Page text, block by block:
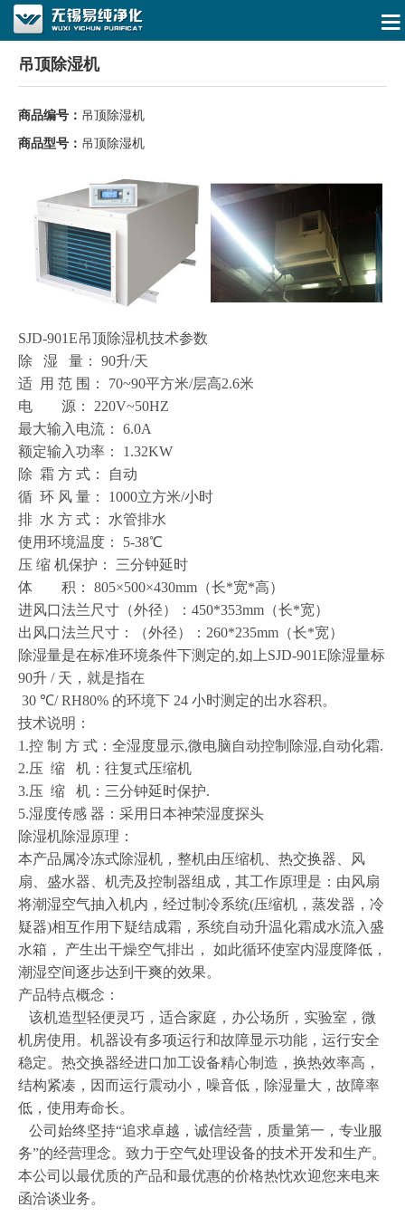
吊顶除湿机
商品编号： 吊顶除湿机
商品型号： 吊顶除湿机
SJD-901E吊顶除湿机技术参数
除 湿 量： 90升/天
适 用 范 围： 70~90平方米/层高2.6米
电 源： 220V~50HZ
最大输入电流： 6.0A
额定输入功率： 1.32KW
除 霜 方 式： 自动
循 环 风 量： 1000立方米/小时
排 水 方 式： 水管排水
使用环境温度： 5-38℃
压 缩 机保护： 三分钟延时
体 积： 805×500×430mm（长*宽*高）
进风口法兰尺寸（外径）：450*353mm（长*宽）
出风口法兰尺寸：（外径）：260*235mm（长*宽）
除湿量是在标准环境条件下测定的,如上SJD-901E除湿量标
90升 / 天，就是指在
30 ℃/ RH80% 的环境下 24 小时测定的出水容积。
技术说明：
1.控 制 方 式：全湿度显示,微电脑自动控制除湿,自动化霜.
2.压 缩 机：往复式压缩机
3.压 缩 机：三分钟延时保护.
5.湿度传感 器：采用日本神荣湿度探头
除湿机除湿原理：
本产品属冷冻式除湿机，整机由压缩机、热交换器、风
扇、盛水器、机壳及控制器组成，其工作原理是：由风扇
将潮湿空气抽入机内，经过制冷系统(压缩机，蒸发器，冷
疑器)相互作用下疑结成霜，系统自动升温化霜成水流入盛
水箱， 产生出干燥空气排出， 如此循环使室内湿度降低，
潮湿空间逐步达到干爽的效果。
产品特点概念：
该机造型轻便灵巧，适合家庭，办公场所，实验室，微
机房使用。机器设有多项运行和故障显示功能，运行安全
稳定。热交换器经进口加工设备精心制造，换热效率高，
结构紧凑，因而运行震动小，噪音低，除湿量大，故障率
低，使用寿命长。
公司始终坚持“追求卓越，诚信经营，质量第一，专业服
务”的经营理念。致力于空气处理设备的技术开发和生产。
本公司以最优质的产品和最优惠的价格热忱欢迎您来电来
函洽谈业务。